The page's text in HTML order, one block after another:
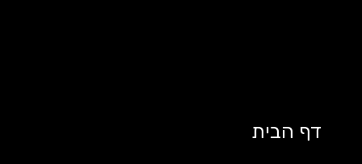
דף הבית